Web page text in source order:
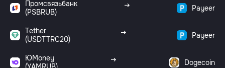
Промсвязьбанк
(PSBRUB)
Payeer
Tether
(USDTTRC20)
Payeer
ЮMoney
Dogecoin